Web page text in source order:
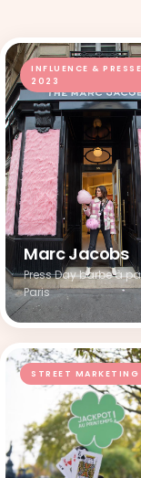
INFLUENCE & PRESSE
2023
Marc Jacobs
Press Day barbe à
Paris
STREET